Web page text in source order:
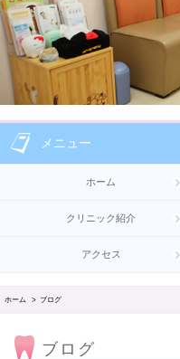
メニュー
ホーム
クリニック紹介
アクセス
ホーム > ブログ
ブログ